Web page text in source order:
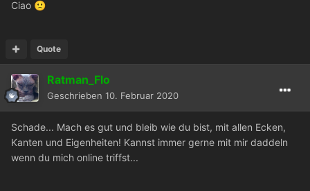
Ciao 🙁
Quote
Ratman_Flo
Geschrieben 10. Februar 2020
Schade... Mach es gut und bleib wie du bist, mit allen Ecken,
Kanten und Eigenheiten! Kannst immer gerne mit mir daddeln
wenn du mich online triffst...